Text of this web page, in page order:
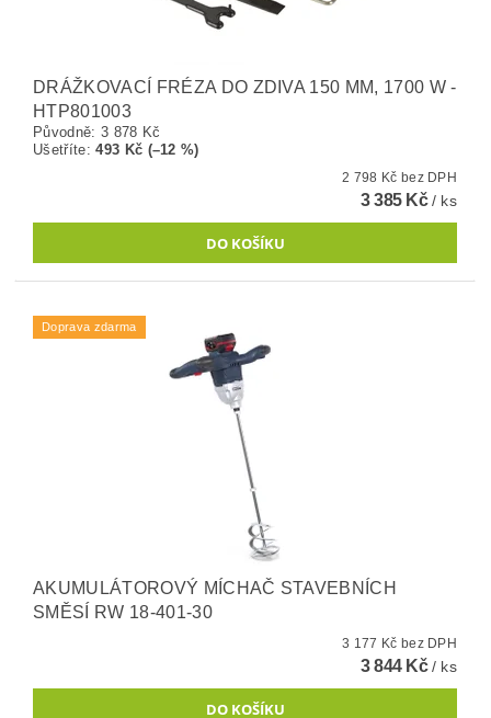
DRÁŽKOVACÍ FRÉZA DO ZDIVA 150 MM, 1700 W -
HTP801003
Původně: 3 878 Kč
Ušetříte:493 Kč (–12 %)
2 798 Kč bez DPH
3 385 Kč/ ks
Doprava zdarma
AKUMULÁTOROVÝ MÍCHAČ STAVEBNÍCH
SMĚSÍ RW 18-401-30
3 177 Kč bez DPH
3 844 Kč/ ks